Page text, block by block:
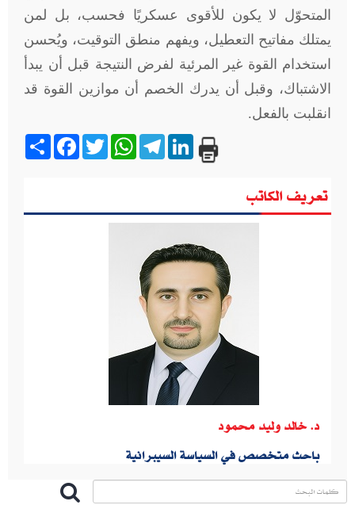
المتحوّل لا يكون للأقوى عسكريًا فحسب، بل لمن
يمتلك مفاتيح التعطيل، ويفهم منطق التوقيت، ويُحسن
استخدام القوة غير المرئية لفرض النتيجة قبل أن يبدأ
الاشتباك، وقبل أن يدرك الخصم أن موازين القوة قد
انقلبت بالفعل.
Share
FacebookTwitter
WhatsApp
Telegram
LinkedIn
تعريف الكاتب
د. خالد وليد محمود
باحث متخصص في السياسة السيبرانية